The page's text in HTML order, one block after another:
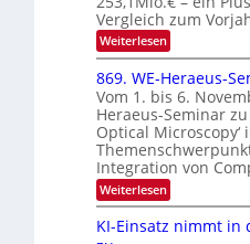
2
0
2
6
i
k
-
u
n
d
B
i
l
d
v
K
I
m
i
t
e
n
k
t
Vergleich zum
Weiterlesen:
E
x
o
s
e
n
s
m
e
l
d
e
869. WE-Heraeus-
Vom 1. bis 6.
Heraeus-Seminar
Optical
Integration von
Weiterlesen:
8
9
KI-Einsatz nimmt in